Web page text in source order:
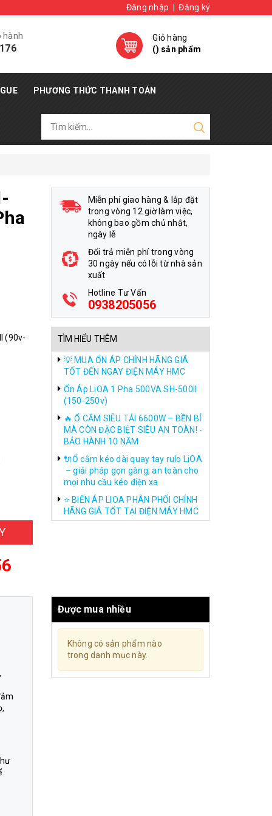
Đăng nhập Đăng ký
hành
Giỏ hàng
() sản phẩm
PHƯƠNG THỨC THANH TOÁN
(90v-
Miễn phí giao hàng & lắp đặt
trong vòng 12 giờ làm việc,
không bao gồm chủ nhật,
ngày lễ
Đổi trả miễn phí trong vòng
30 ngày nếu có lỗi từ nhà sản
xuất
Hotline Tư Vấn
0938205056
TÌM HIỂU THÊM
💡 MUA ỔN ÁP CHÍNH HÃNG GIÁ
TỐT ĐẾN NGAY ĐIỆN MÁY HMC
Ổn Áp LiOA 1 Pha 500VA SH-500II
(150-250v)
🔥 Ổ CẮM SIÊU TẢI 6600W – BỀN BỈ
MÀ CÒN ĐẶC BIỆT SIÊU AN TOÀN! -
BẢO HÀNH 10 NĂM
🔌Ổ cắm kéo dài quay tay rulo LiOA
– giải pháp gọn gàng, an toàn cho
mọi nhu cầu kéo điện xa
⭐ BIẾN ÁP LIOA PHÂN PHỐI CHÍNH
HÃNG GIÁ TỐT TẠI ĐIỆN MÁY HMC
Được mua nhiều
Không có sản phẩm nào
trong danh mục này.